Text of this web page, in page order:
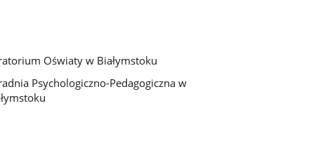
Oświaty w Białymstoku
Psychologiczno-Pedagogiczna w